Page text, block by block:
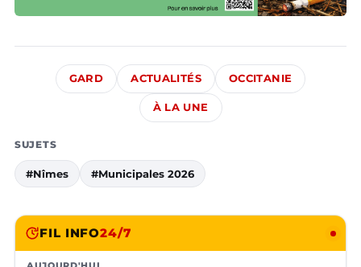
GARD ACTUALITÉS OCCITANIE
À LA UNE
SUJETS
#Nîmes #Municipales 2026
FIL INFO24/7